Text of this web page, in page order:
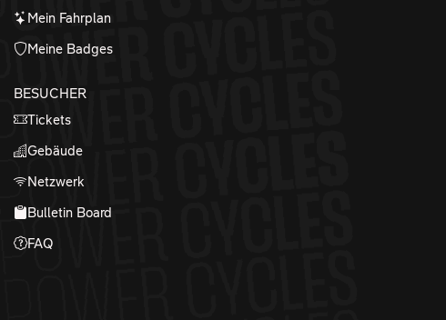
Mein Fahrplan
Meine Badges
BESUCHER
Tickets
Gebäude
Netzwerk
Bulletin Board
FAQ